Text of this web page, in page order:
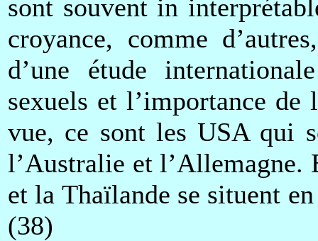
sont souvent in
croyance, comme
d’une étude
sexuels et l’importance
vue, ce sont les USA qui
l’Australie et l’Allemagne.
et la Thaïlande se situent
(38)